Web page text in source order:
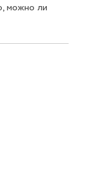
можно ли